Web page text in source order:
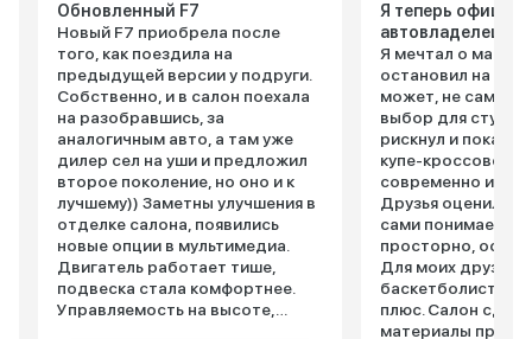
Обновленный F7
Новый F7 приобрела после
того, как поездила на
предыдущей версии у подруги.
Собственно, и в салон поехала
на разобравшись, за
аналогичным авто, а там уже
дилер сел на уши и предложил
второе поколение, но оно и к
лучшему)) Заметны улучшения в
отделке салона, появились
новые опции в мультимедиа.
Двигатель работает тише,
подвеска стала комфортнее.
Управляемость на высоте,
Я теперь
автовладелец
Я мечтал о
остановил на
может, не самый
выбор для
рискнул и пока
купе-кроссовер
современно и
Друзья оценили,
сами понимаете.
просторно,
Для моих друзей-
баскетболистов
плюс. Салон
материалы